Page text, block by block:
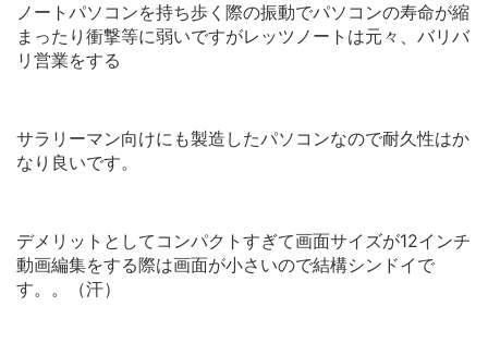
ノートパソコンを持ち歩く際の振動でパソコンの寿命が縮
まったり衝撃等に弱いですがレッツノートは元々、バリバ
リ営業をする
サラリーマン向けにも製造したパソコンなので耐久性はか
なり良いです。
デメリットとしてコンパクトすぎて画面サイズが12インチ
動画編集をする際は画面が小さいので結構シンドイで
す。。（汗）